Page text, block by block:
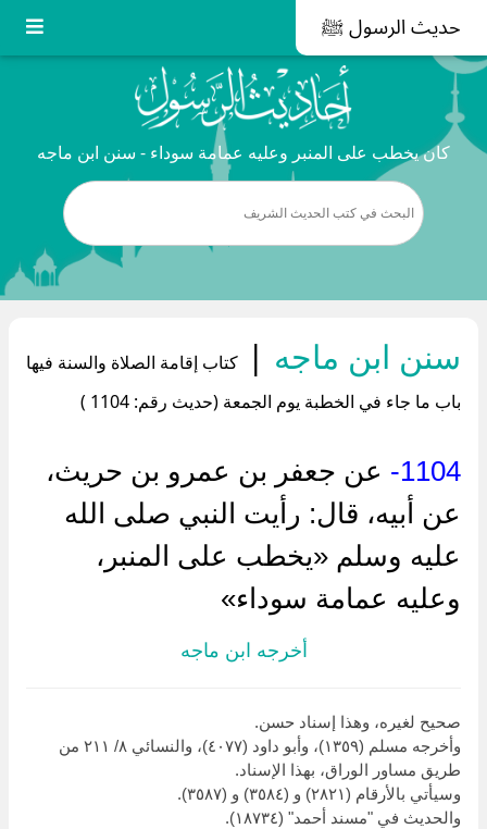
حديث الرسول ﷺ
كان يخطب على المنبر وعليه عمامة سوداء - سنن ابن ماجه
سنن ابن ماجه |
كتاب إقامة الصلاة والسنة فيها
باب ما جاء في الخطبة يوم الجمعة (حديث رقم: 1104 )
1104-
عن جعفر بن عمرو بن حريث،
عن أبيه، قال: رأيت النبي صلى الله
عليه وسلم «يخطب على المنبر،
وعليه عمامة سوداء»
أخرجه ابن ماجه
صحيح لغيره، وهذا إسناد حسن.
وأخرجه مسلم (١٣٥٩)، وأبو داود (٤٠٧٧)، والنسائي ٨/ ٢١١ من
طريق مساور الوراق، بهذا الإسناد.
وسيأتي بالأرقام (٢٨٢١) و (٣٥٨٤) و (٣٥٨٧).
والحديث في "مسند أحمد" (١٨٧٣٤).